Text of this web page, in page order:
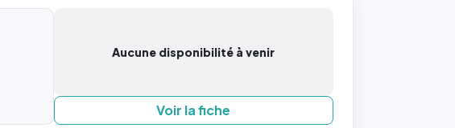
Aucune disponibilité à venir
Voir la fiche